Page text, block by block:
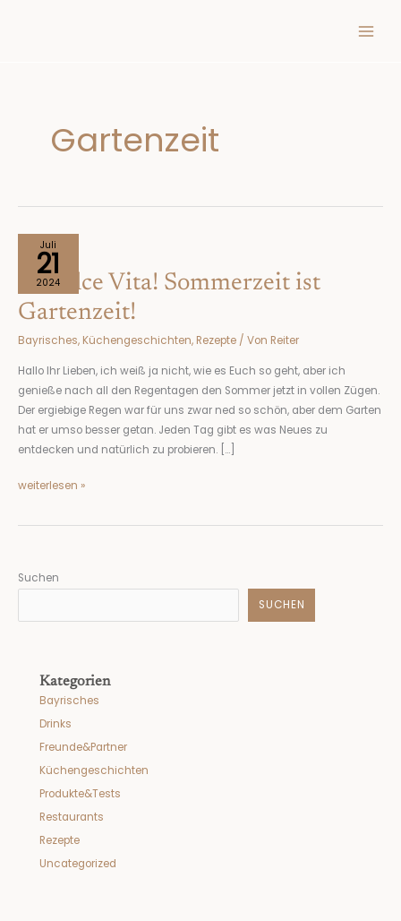
Gartenzeit
Juli
21
2024
La dolce Vita! Sommerzeit ist
Gartenzeit!
Bayrisches, Küchengeschichten, Rezepte / Von Reiter
Hallo Ihr Lieben, ich weiß ja nicht, wie es Euch so geht, aber ich
genieße nach all den Regentagen den Sommer jetzt in vollen Zügen.
Der ergiebige Regen war für uns zwar ned so schön, aber dem Garten
hat er umso besser getan. Jeden Tag gibt es was Neues zu
entdecken und natürlich zu probieren. […]
dolce
Vita!
Sommerzeit
ist
Gartenzeit!
weiterlesen »
Suchen
SUCHEN
Kategorien
Bayrisches
Drinks
Freunde&Partner
Küchengeschichten
Produkte&Tests
Restaurants
Rezepte
Uncategorized